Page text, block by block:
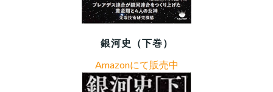
銀河史（下巻）
Amazonにて販売中